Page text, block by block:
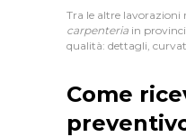
Tra le altre lavorazioni
carpenteria in
qualità: dettagli,
Come